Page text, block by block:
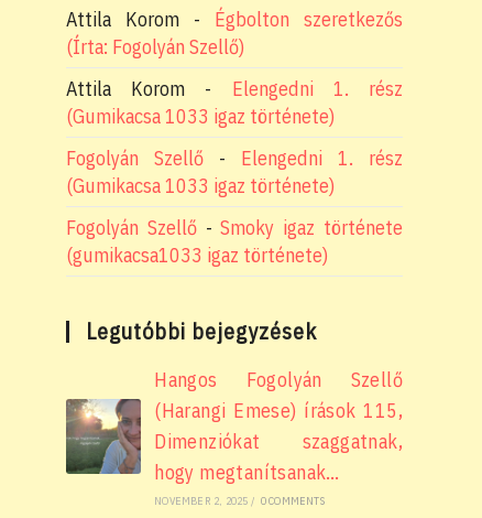
Attila Korom - Égbolton szeretkezős
(Írta: Fogolyán Szellő)
Attila Korom - Elengedni 1. rész
(Gumikacsa 1033 igaz története)
Fogolyán Szellő - Elengedni 1. rész
(Gumikacsa 1033 igaz története)
Fogolyán Szellő-Smoky igaz története
(gumikacsa1033 igaz története)
Legutóbbi bejegyzések
Hangos Fogolyán Szellő
(Harangi Emese) írások 115,
Dimenziókat szaggatnak,
hogy megtanítsanak…
NOVEMBER 2, 2025 / 0 COMMENTS